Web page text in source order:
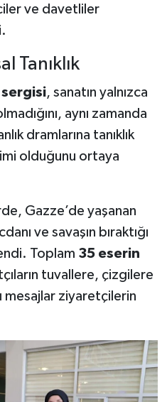
ve davetliler
Tanıklık
sergisi, sanatın yalnızca
aynı zamanda
dramlarına tanıklık
olduğunu ortaya
Gazze’de yaşanan
ve savaşın bıraktığı
Toplam 35 eserin
tuvallere, çizgilere
mesajlar ziyaretçilerin